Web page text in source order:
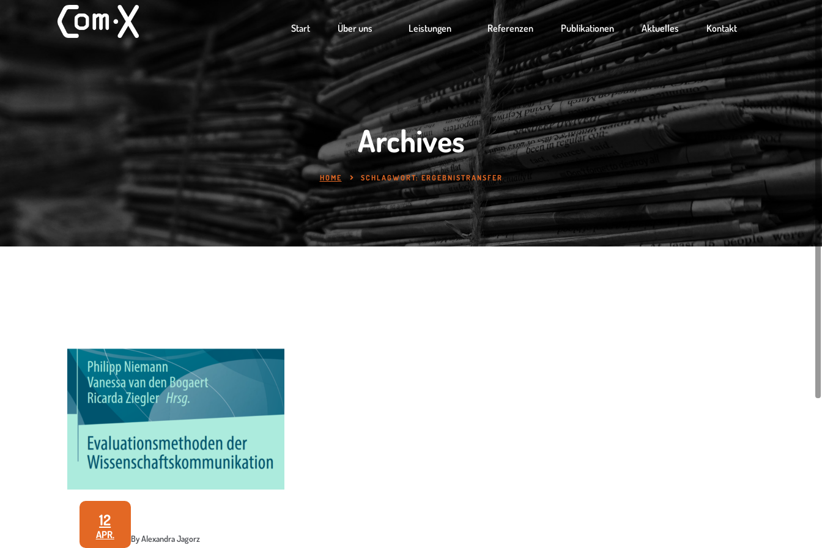
Start Über uns Leistungen Referenzen Publikationen Aktuelles Kontakt
Archives
HOME SCHLAGWORT:ERGEBNISTRANSFER
12
APR. By Alexandra Jagorz